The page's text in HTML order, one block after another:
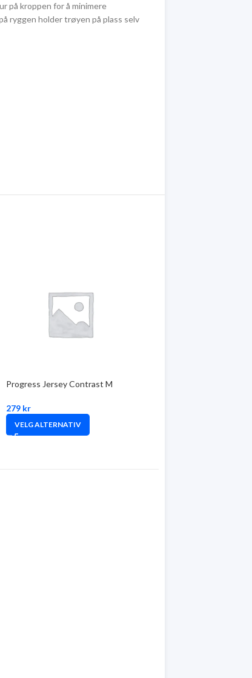
på kroppen for å minimere
ryggen holder trøyen på plass selv
Progress Jersey Contrast M
279 kr
VELG ALTERNATIV